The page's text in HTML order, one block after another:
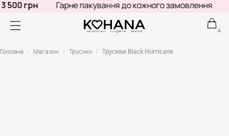
грн Гарне пакування до кожного замовлення
ukrainian lingerie brand 0
Головна / Магазин / Трусики / Трусики Black Hurricane